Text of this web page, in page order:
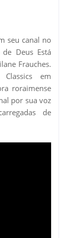
seu canal no
Deus Está
Frauches.
em
roraimense
por sua voz
de